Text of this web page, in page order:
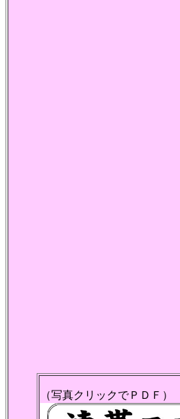
（写真クリックでＰＤＦ）